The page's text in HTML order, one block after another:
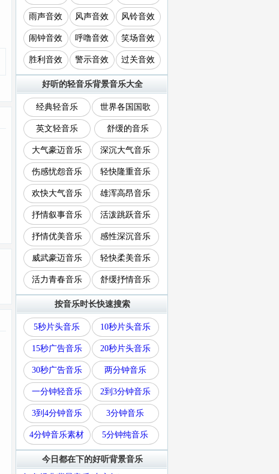
雨声音效 风声音效 风铃音效
闹钟音效 呼噜音效 笑场音效
胜利音效 警示音效 过关音效
好听的轻音乐背景音乐大全
经典轻音乐 世界各国国歌
英文轻音乐 舒缓的音乐
大气豪迈音乐 深沉大气音乐
伤感忧怨音乐 轻快隆重音乐
欢快大气音乐 雄浑高昂音乐
抒情叙事音乐 活泼跳跃音乐
抒情优美音乐 感性深沉音乐
威武豪迈音乐 轻快柔美音乐
活力青春音乐 舒缓抒情音乐
按音乐时长快速搜索
5秒片头音乐 10秒片头音乐
15秒广告音乐 20秒片头音乐
30秒广告音乐 两分钟音乐
一分钟轻音乐 2到3分钟音乐
3到4分钟音乐 3分钟音乐
4分钟音乐素材 5分钟纯音乐
今日都在下的好听背景音乐